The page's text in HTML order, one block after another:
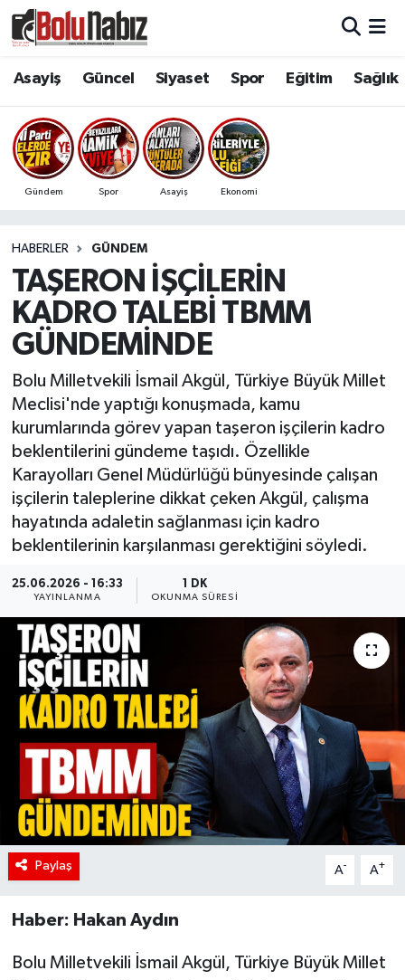
Asayiş Güncel Siyaset Spor Eğitim Sağlık
Gündem Spor Asayiş Ekonomi
HABERLER GÜNDEM
TAŞERON İŞÇİLERİN
KADRO TALEBİ TBMM
GÜNDEMİNDE
Bolu Milletvekili İsmail Akgül, Türkiye Büyük Millet
Meclisi'nde yaptığı konuşmada, kamu
kurumlarında görev yapan taşeron işçilerin kadro
beklentilerini gündeme taşıdı. Özellikle
Karayolları Genel Müdürlüğü bünyesinde çalışan
işçilerin taleplerine dikkat çeken Akgül, çalışma
hayatında adaletin sağlanması için kadro
beklentilerinin karşılanması gerektiğini söyledi.
25.06.2026 - 16:33
YAYINLANMA
1 DK
OKUNMA SÜRESI
Paylaş A- A+
Haber: Hakan Aydın
Bolu Milletvekili İsmail Akgül, Türkiye Büyük Millet
Güncel
Bolu Hava Durumu
Bolu Namaz Vakitleri
Süper Lig Puan Durumu ve Fikstür
Tüm Manşetler
Son Dakika Haberleri
Haber Arşivi